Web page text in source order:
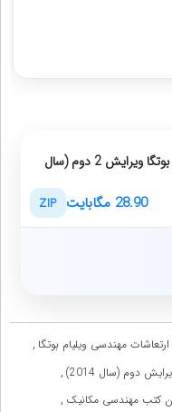
دانلود کتاب ارتعاشات مهندسی ویلیام بوتگا ویرایش 2 دوم (سال
28.90 مگابایت ZIP
ارتعاشات مهندسی ویلیام بوتگا ,
دوم (سال 2014) ,
کتب مهندسی مکانیک ,